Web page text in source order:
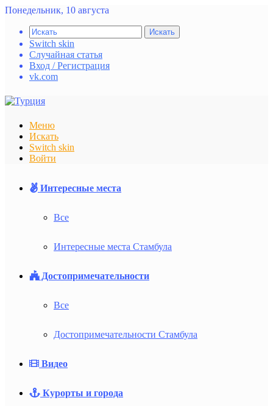
Понедельник, 10 августа
Искать
Switch skin
Случайная статья
Вход / Регистрация
vk.com
Меню
Искать
Switch skin
Войти
Интересные места
Все
Интересные места Стамбула
Достопримечательности
Все
Достопримечательности Стамбула
Видео
Курорты и города